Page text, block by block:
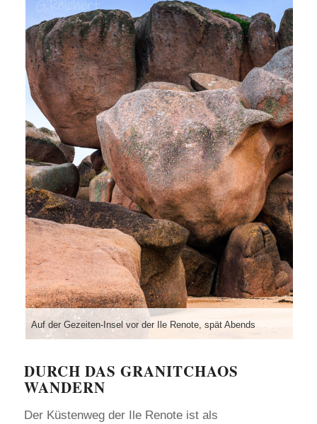
Auf der Gezeiten-Insel vor der Ile Renote, spät Abends
DURCH DAS GRANITCHAOS
WANDERN
Der Küstenweg der Ile Renote ist als